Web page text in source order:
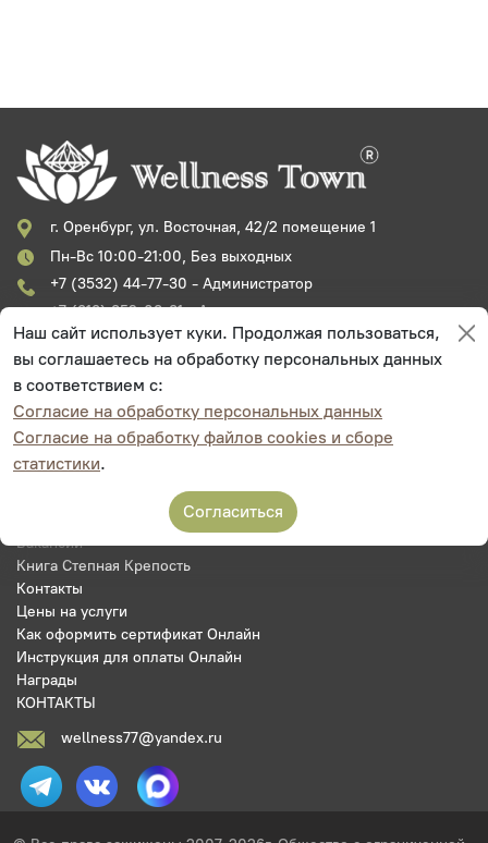
г. Оренбург, ул. Восточная, 42/2 помещение 1
Пн-Вс 10:00-21:00, Без выходных
+7 (3532) 44-77-30 - Администратор
+7 (919) 852-08-81 - Администратор
+7 (3532) 44-77-32 - Генеральный директор
Главная
Онлайн запись на прием
Документы
Подарочные сертификаты
Акции
Новости
Вакансии
Книга Степная Крепость
Контакты
Цены на услуги
Как оформить сертификат Онлайн
Инструкция для оплаты Онлайн
Награды
КОНТАКТЫ
wellness77@yandex.ru
Наш сайт использует куки. Продолжая пользоваться,
вы соглашаетесь на обработку персональных данных
в соответствием с:
Согласие на обработку персональных данных
Согласие на обработку файлов cookies и сборе
статистики.
Согласиться